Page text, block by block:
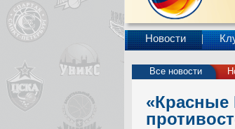
Новости
Все новости
«Красные